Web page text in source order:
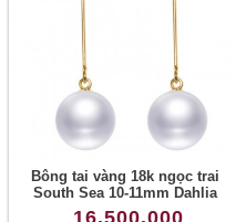
Bông tai vàng 18k ngọc trai
South Sea 10-11mm Dahlia